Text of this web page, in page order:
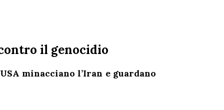
il genocidio
minacciano l’Iran e guardano